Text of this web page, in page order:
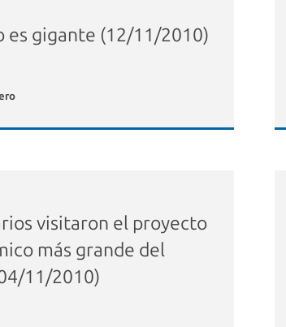
es gigante (12/11/2010)
visitaron el proyecto
más grande del
11/2010)